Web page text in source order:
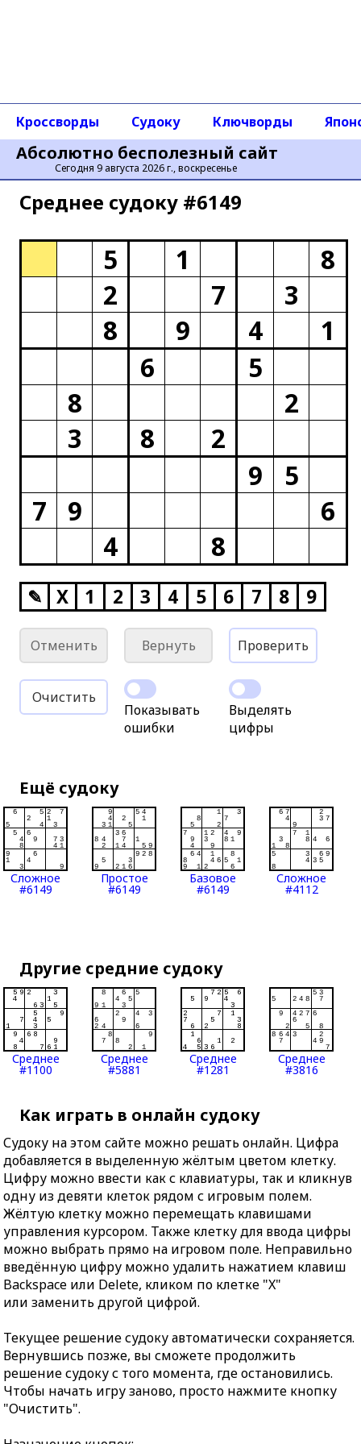
Абсолютно бесполезный сайт
Сегодня 9 августа 2026 г., воскресенье
Кроссворды Судоку Ключворды
Среднее cудоку #6149
5 1
8
2
7
3
8
9 4
1
6
5
8
2
3
8
2
9
5
7
9
6
4
8
✎ X 1 2 3 4 5 6 7 8 9
Отменить Вернуть Проверить
Очистить
Показывать
ошибки
Выделять
цифры
Ещё судоку
Сложное
#6149
Простое
#6149
Базовое
#6149
Сложное
#4112
Другие средние судоку
Среднее
#1100
Среднее
#5881
Среднее
#1281
Среднее
#3816
Как играть в онлайн судоку
Судоку на этом сайте можно решать онлайн. Цифра
добавляется в выделенную жёлтым цветом клетку.
Цифру можно ввести как с клавиатуры, так и кликнув
одну из девяти клеток рядом с игровым полем.
Жёлтую клетку можно перемещать клавишами
управления курсором. Также клетку для ввода цифры
можно выбрать прямо на игровом поле. Неправильно
введённую цифру можно удалить нажатием клавиш
Backspace или Delete, кликом по клетке "X"
или заменить другой цифрой.
Текущее решение судоку автоматически сохраняется.
Вернувшись позже, вы сможете продолжить
решение судоку с того момента, где остановились.
Чтобы начать игру заново, просто нажмите кнопку
"Очистить".